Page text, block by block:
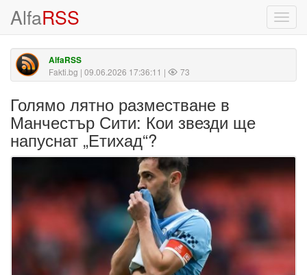
AlfaRSS
AlfaRSS
Fakti.bg | 09.06.2026 17:36:11 | 73
Голямо лятно разместване в
Манчестър Сити: Кои звезди ще
напуснат „Етихад“?